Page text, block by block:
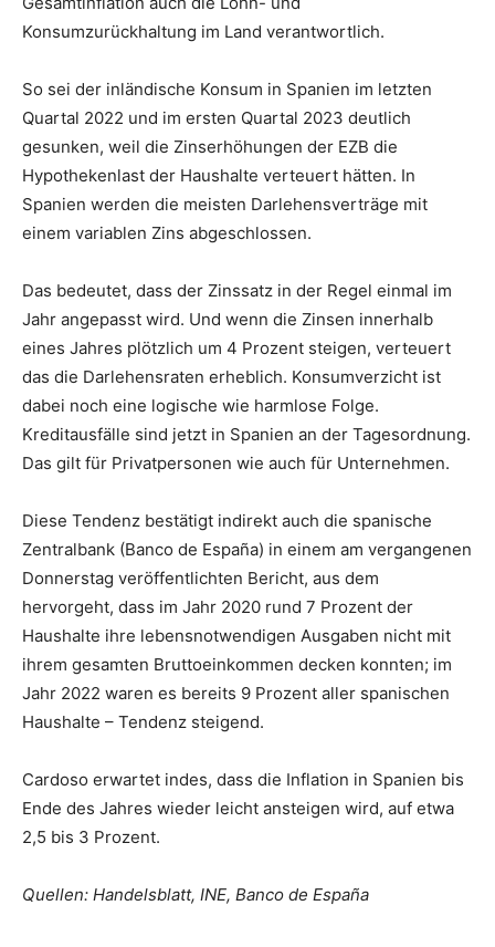
Konsumzurückhaltung im Land verantwortlich.
So sei der inländische Konsum in Spanien im letzten
Quartal 2022 und im ersten Quartal 2023 deutlich
gesunken, weil die Zinserhöhungen der EZB die
Hypothekenlast der Haushalte verteuert hätten. In
Spanien werden die meisten Darlehensverträge mit
einem variablen Zins abgeschlossen.
Das bedeutet, dass der Zinssatz in der Regel einmal im
Jahr angepasst wird. Und wenn die Zinsen innerhalb
eines Jahres plötzlich um 4 Prozent steigen, verteuert
das die Darlehensraten erheblich. Konsumverzicht ist
dabei noch eine logische wie harmlose Folge.
Kreditausfälle sind jetzt in Spanien an der Tagesordnung.
Das gilt für Privatpersonen wie auch für Unternehmen.
Diese Tendenz bestätigt indirekt auch die spanische
Zentralbank (Banco de España) in einem am vergangenen
Donnerstag veröffentlichten Bericht, aus dem
hervorgeht, dass im Jahr 2020 rund 7 Prozent der
Haushalte ihre lebensnotwendigen Ausgaben nicht mit
ihrem gesamten Bruttoeinkommen decken konnten; im
Jahr 2022 waren es bereits 9 Prozent aller spanischen
Haushalte – Tendenz steigend.
Cardoso erwartet indes, dass die Inflation in Spanien bis
Ende des Jahres wieder leicht ansteigen wird, auf etwa
2,5 bis 3 Prozent.
Quellen: Handelsblatt, INE, Banco de España